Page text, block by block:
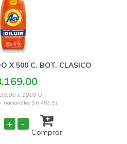
X 500 C. BOT. CLASICO
x 1000 U
nacionales$ 6.453,51
+ -
Comprar